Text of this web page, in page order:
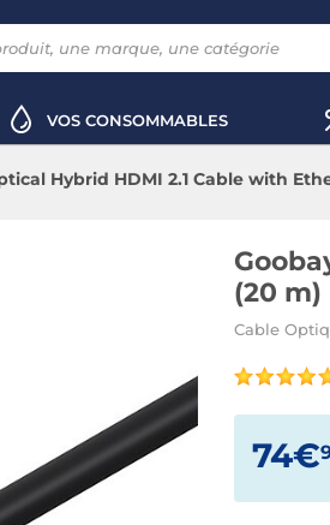
VOS CONSOMMABLES
Hybrid HDMI 2.1 Cable with
(20 m)
Cable
74€